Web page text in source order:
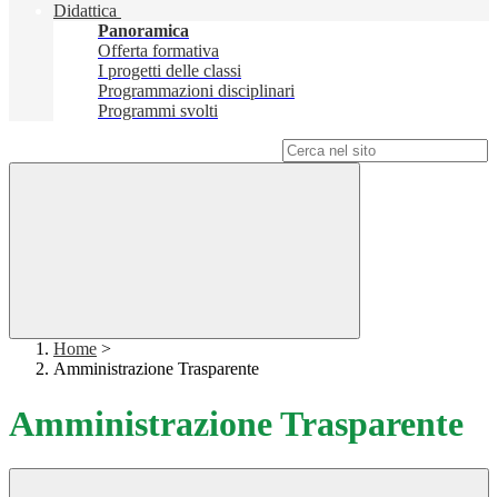
Didattica
Panoramica
Offerta formativa
I progetti delle classi
Programmazioni disciplinari
Programmi svolti
Home >
Amministrazione Trasparente
Amministrazione Trasparente